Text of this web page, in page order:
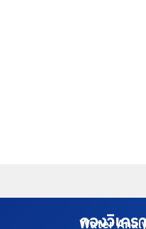
กองวิเค
Water